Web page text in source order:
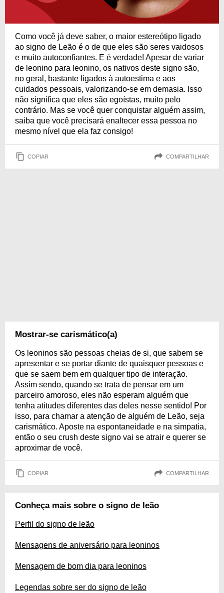
Como você já deve saber, o maior estereótipo ligado
ao signo de Leão é o de que eles são seres vaidosos
e muito autoconfiantes. E é verdade! Apesar de variar
de leonino para leonino, os nativos deste signo são,
no geral, bastante ligados à autoestima e aos
cuidados pessoais, valorizando-se em demasia. Isso
não significa que eles são egoístas, muito pelo
contrário. Mas se você quer conquistar alguém assim,
saiba que você precisará enaltecer essa pessoa no
mesmo nível que ela faz consigo!
COPIAR COMPARTILHAR
Mostrar-se carismático(a)
Os leoninos são pessoas cheias de si, que sabem se
apresentar e se portar diante de quaisquer pessoas e
que se saem bem em qualquer tipo de interação.
Assim sendo, quando se trata de pensar em um
parceiro amoroso, eles não esperam alguém que
tenha atitudes diferentes das deles nesse sentido! Por
isso, para chamar a atenção de alguém de Leão, seja
carismático. Aposte na espontaneidade e na simpatia,
então o seu crush deste signo vai se atrair e querer se
aproximar de você.
COPIAR COMPARTILHAR
Conheça mais sobre o signo de leão
Perfil do signo de leão
Mensagens de aniversário para leoninos
Mensagem de bom dia para leoninos
Legendas sobre ser do signo de leão